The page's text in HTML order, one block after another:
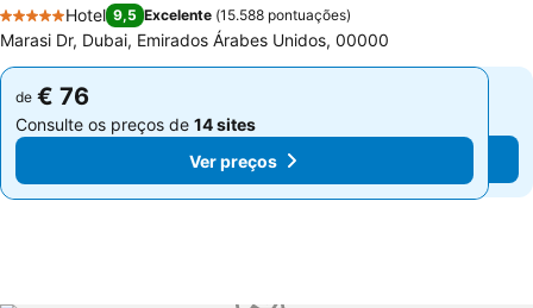
5 Estrelas
Hotel 9,5 Excelente (15.588 pontuações)
Marasi Dr, Dubai, Emirados Árabes Unidos, 00000
de € 76
Consulte os preços de 14 sites
Ver preços
de € 76
Consulte os preços de 14 sites
Ver preços